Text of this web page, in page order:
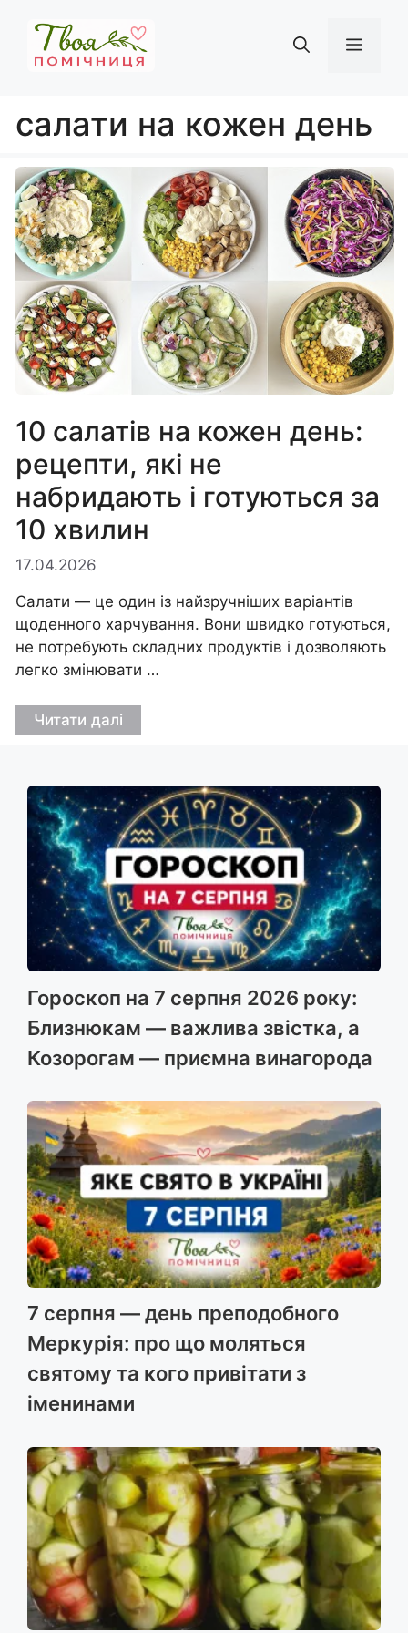
вмісту
салати на кожен день
10 салатів на кожен день:
рецепти, які не
набридають і готуються за
10 хвилин
17.04.2026
Салати — це один із найзручніших варіантів
щоденного харчування. Вони швидко готуються,
не потребують складних продуктів і дозволяють
легко змінювати …
Читати далі
Гороскоп на 7 серпня 2026 року:
Близнюкам — важлива звістка, а
Козорогам — приємна винагорода
7 серпня — день преподобного
Меркурія: про що моляться
святому та кого привітати з
іменинами